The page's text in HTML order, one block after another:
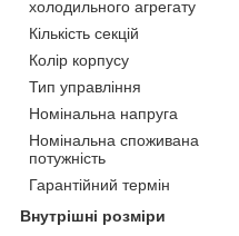
холодильного агрегату
Кількість секцій
Колір корпусу
Тип управління
Номінальна напруга
Номінальна споживана
потужність
Гарантійний термін
Внутрішні розміри